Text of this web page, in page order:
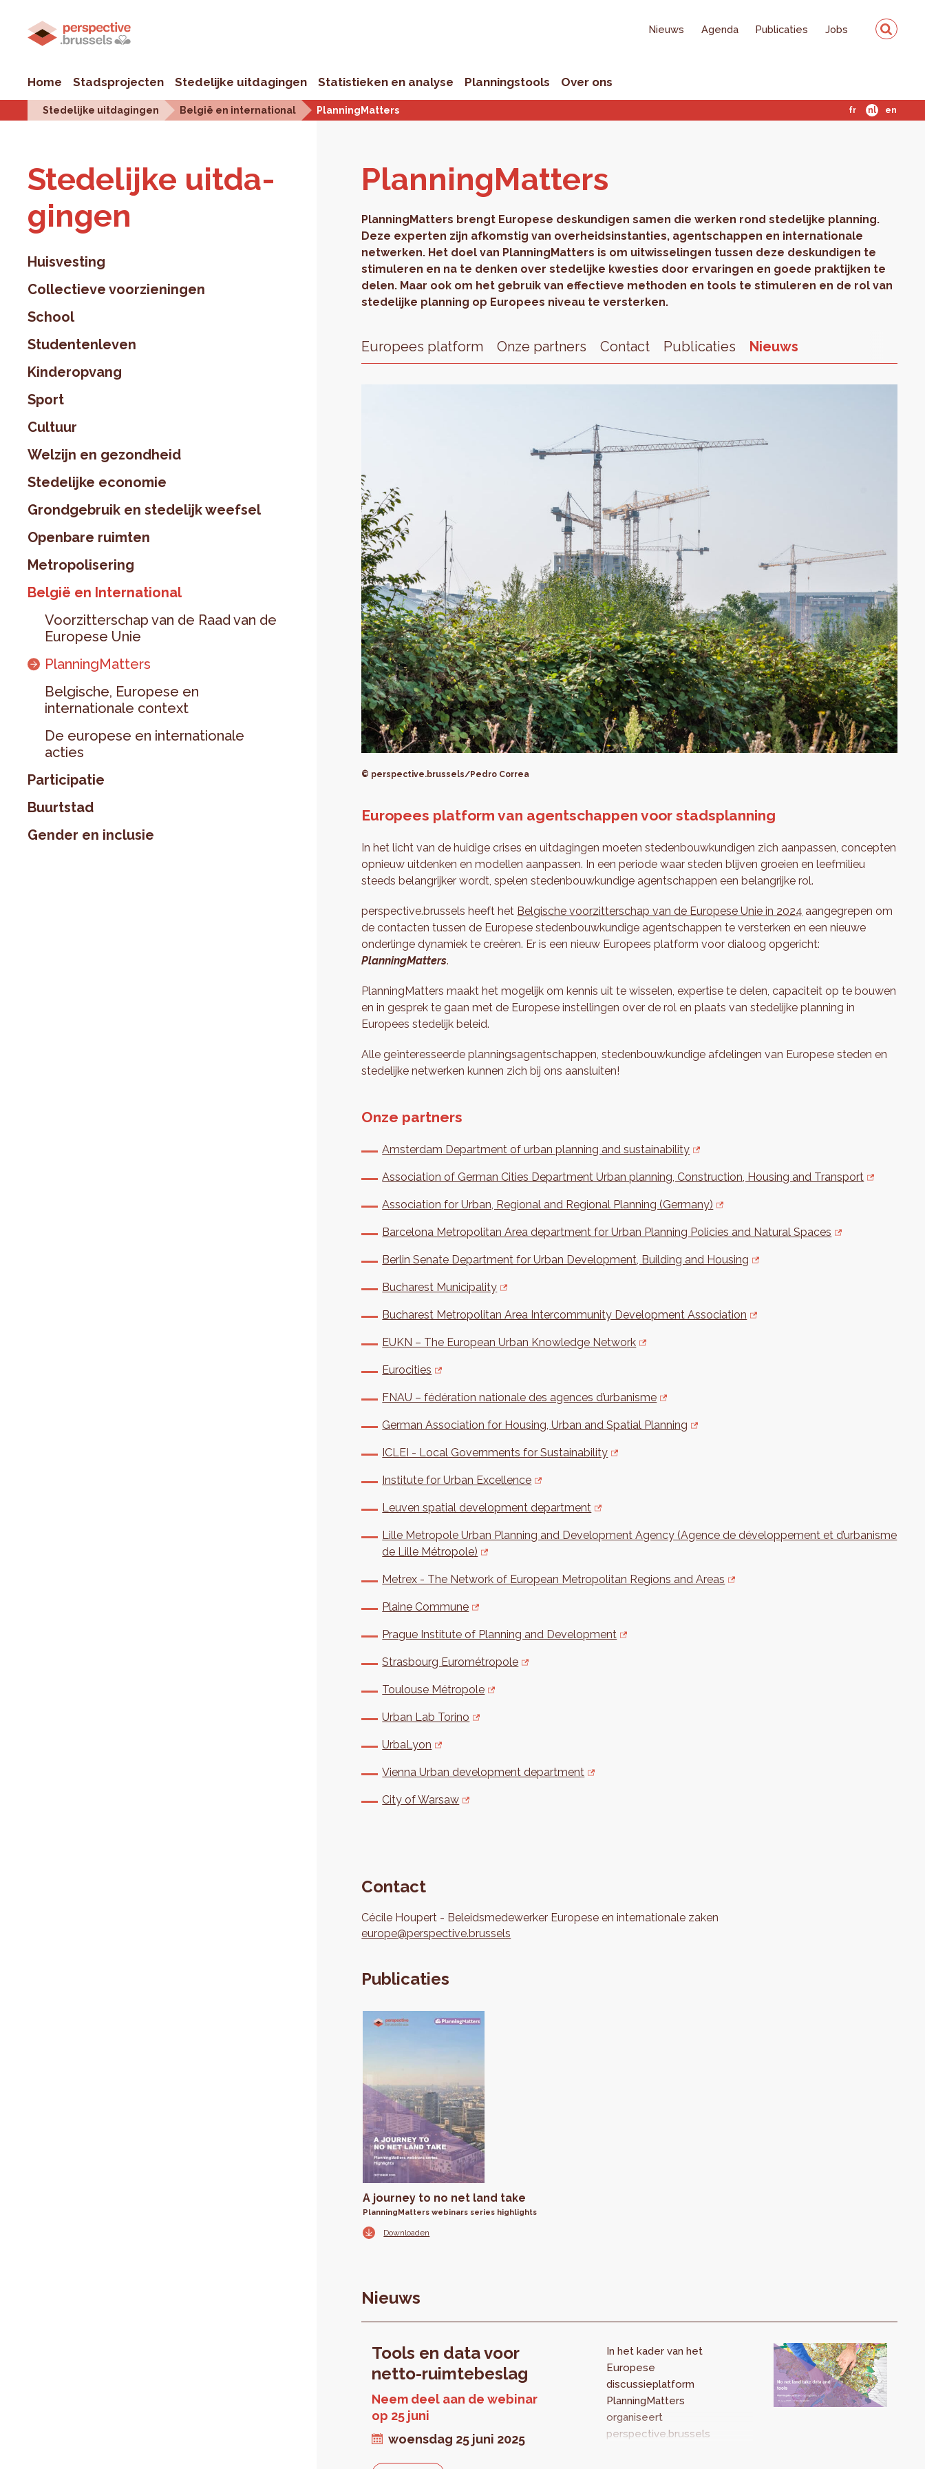
Nieuws Agenda Publicaties Jobs
Home Stadsprojecten Stedelijke uitdagingen Statistieken en analyse Planningstools Over ons
Stedelijke uitdagingen België en international PlanningMatters fr nl en
Ste­de­lij­ke uit­da­
gin­gen
Huisvesting
Collectieve voorzieningen
School
Studentenleven
Kinderopvang
Sport
Cultuur
Welzijn en gezondheid
Stedelijke economie
Grondgebruik en stedelijk weefsel
Openbare ruimten
Metropolisering
België en International
Voorzitterschap van de Raad van de
Europese Unie
PlanningMatters
Belgische, Europese en
internationale context
De europese en internationale
acties
Participatie
Buurtstad
Gender en inclusie
Plan­ning­Mat­ters
PlanningMatters brengt Europese deskundigen samen die werken rond stedelijke planning.
Deze experten zijn afkomstig van overheidsinstanties, agentschappen en internationale
netwerken. Het doel van PlanningMatters is om uitwisselingen tussen deze deskundigen te
stimuleren en na te denken over stedelijke kwesties door ervaringen en goede praktijken te
delen. Maar ook om het gebruik van effectieve methoden en tools te stimuleren en de rol van
stedelijke planning op Europees niveau te versterken.
Europees platform Onze partners Contact Publicaties Nieuws
© perspective.brussels/Pedro Correa
Europees platform van agentschappen voor stadsplanning
In het licht van de huidige crises en uitdagingen moeten stedenbouwkundigen zich aanpassen, concepten
opnieuw uitdenken en modellen aanpassen. In een periode waar steden blijven groeien en leefmilieu
steeds belangrijker wordt, spelen stedenbouwkundige agentschappen een belangrijke rol.
perspective.brussels heeft het Belgische voorzitterschap van de Europese Unie in 2024 aangegrepen om
de contacten tussen de Europese stedenbouwkundige agentschappen te versterken en een nieuwe
onderlinge dynamiek te creëren. Er is een nieuw Europees platform voor dialoog opgericht:
PlanningMatters.
PlanningMatters maakt het mogelijk om kennis uit te wisselen, expertise te delen, capaciteit op te bouwen
en in gesprek te gaan met de Europese instellingen over de rol en plaats van stedelijke planning in
Europees stedelijk beleid.
Alle geïnteresseerde planningsagentschappen, stedenbouwkundige afdelingen van Europese steden en
stedelijke netwerken kunnen zich bij ons aansluiten!
Onze partners
Amsterdam Department of urban planning and sustainability
Association of German Cities Department Urban planning, Construction, Housing and Transport
Association for Urban, Regional and Regional Planning (Germany)
Barcelona Metropolitan Area department for Urban Planning Policies and Natural Spaces
Berlin Senate Department for Urban Development, Building and Housing
Bucharest Municipality
Bucharest Metropolitan Area Intercommunity Development Association
EUKN – The European Urban Knowledge Network
Eurocities
FNAU – fédération nationale des agences d’urbanisme
German Association for Housing, Urban and Spatial Planning
ICLEI - Local Governments for Sustainability
Institute for Urban Excellence
Leuven spatial development department
Lille Metropole Urban Planning and Development Agency (Agence de développement et d’urbanisme
de Lille Métropole)
Metrex - The Network of European Metropolitan Regions and Areas
Plaine Commune
Prague Institute of Planning and Development
Strasbourg Eurométropole
Toulouse Métropole
Urban Lab Torino
UrbaLyon
Vienna Urban development department
City of Warsaw
Contact
Cécile Houpert
Beleidsmedewerker Europese en internationale zaken
europe@perspective.brussels
Publicaties
A journey to no net land take
PlanningMatters webinars series highlights
Downloaden
Nieuws
Tools en data voor
netto-ruimtebeslag
Neem deel aan de webinar
op 25 juni
woensdag 25 juni 2025
In het kader van het
Europese
discussieplatform
PlanningMatters
organiseert
perspective.brussels